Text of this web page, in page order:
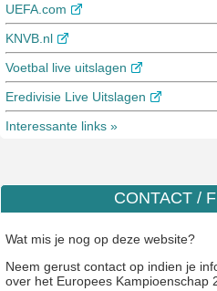
UEFA.com
KNVB.nl
Voetbal live uitslagen
Eredivisie Live Uitslagen
Interessante links »
CONTACT /
Wat mis je nog op deze website?
Neem gerust contact op indien je
over het Europees Kampioenschap